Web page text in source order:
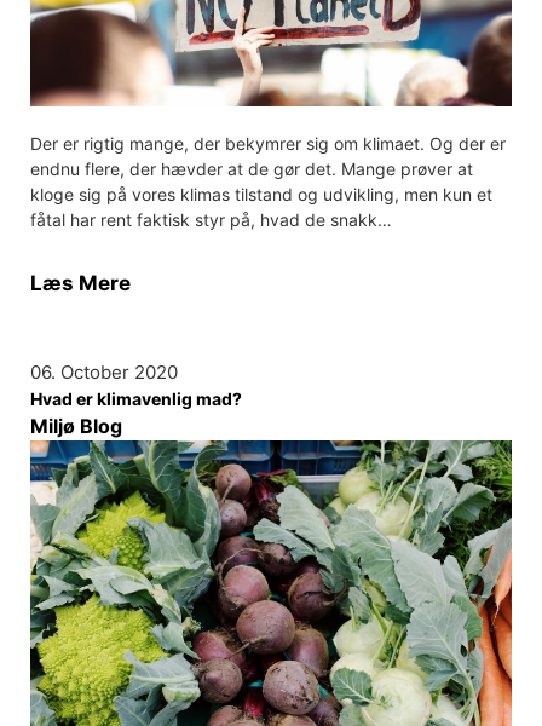
Der er rigtig mange, der bekymrer sig om klimaet. Og der er
endnu flere, der hævder at de gør det. Mange prøver at
kloge sig på vores klimas tilstand og udvikling, men kun et
fåtal har rent faktisk styr på, hvad de snakk…
Læs Mere
06. October 2020
Hvad er klimavenlig mad?
Miljø Blog